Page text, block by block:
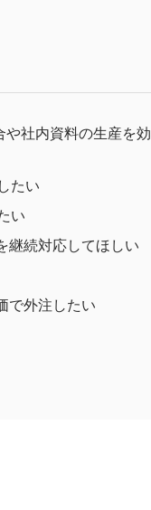
社内資料の生産
たい
い
継続対応してほしい
で外注したい